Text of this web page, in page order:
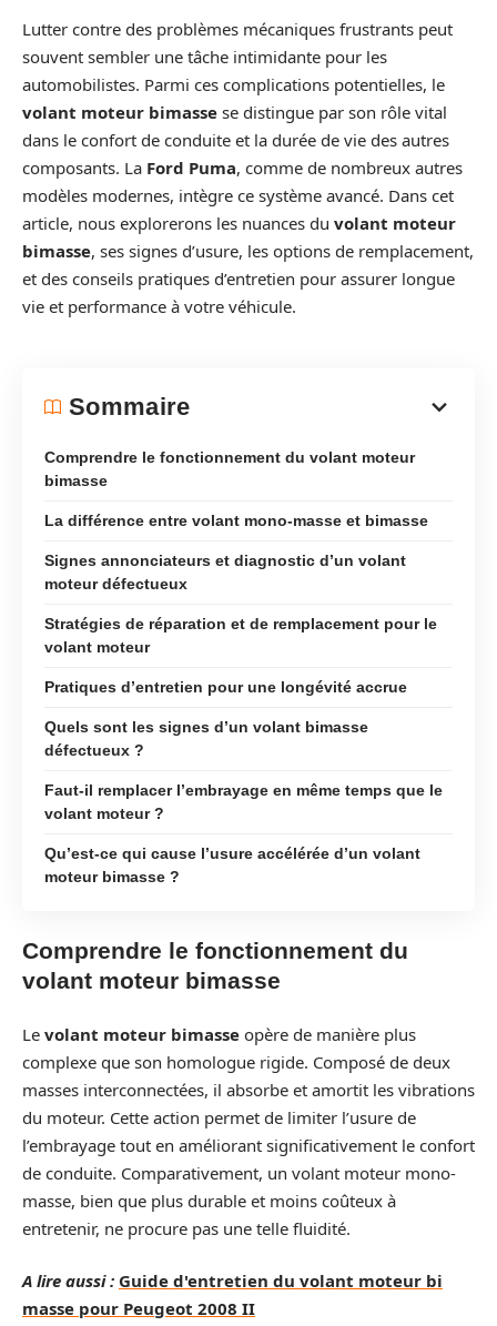
Lutter contre des problèmes mécaniques frustrants peut
souvent sembler une tâche intimidante pour les
automobilistes. Parmi ces complications potentielles, le
volant moteur bimasse se distingue par son rôle vital
dans le confort de conduite et la durée de vie des autres
composants. La Ford Puma, comme de nombreux autres
modèles modernes, intègre ce système avancé. Dans cet
article, nous explorerons les nuances du volant moteur
bimasse, ses signes d’usure, les options de remplacement,
et des conseils pratiques d’entretien pour assurer longue
vie et performance à votre véhicule.
Sommaire
Comprendre le fonctionnement du volant moteur
bimasse
La différence entre volant mono-masse et bimasse
Signes annonciateurs et diagnostic d’un volant
moteur défectueux
Stratégies de réparation et de remplacement pour le
volant moteur
Pratiques d’entretien pour une longévité accrue
Quels sont les signes d’un volant bimasse
défectueux ?
Faut-il remplacer l’embrayage en même temps que le
volant moteur ?
Qu’est-ce qui cause l’usure accélérée d’un volant
moteur bimasse ?
Comprendre le fonctionnement du
volant moteur bimasse
Le volant moteur bimasse opère de manière plus
complexe que son homologue rigide. Composé de deux
masses interconnectées, il absorbe et amortit les vibrations
du moteur. Cette action permet de limiter l’usure de
l’embrayage tout en améliorant significativement le confort
de conduite. Comparativement, un volant moteur mono-
masse, bien que plus durable et moins coûteux à
entretenir, ne procure pas une telle fluidité.
A lire aussi : Guide d'entretien du volant moteur bi
masse pour Peugeot 2008 II